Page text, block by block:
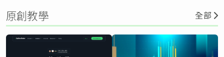
原創教學 全部